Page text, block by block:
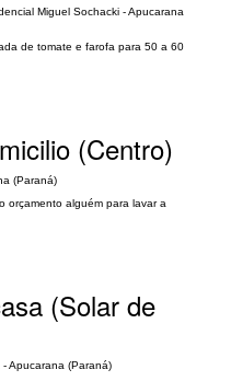
Miguel Sochacki - Apucarana
de tomate e farofa para 50 a 60
(Centro)
(Paraná)
orçamento alguém para lavar a
(Solar de
Apucarana (Paraná)